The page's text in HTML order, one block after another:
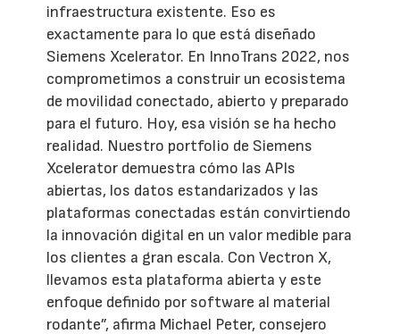
infraestructura existente. Eso es
exactamente para lo que está diseñado
Siemens Xcelerator. En InnoTrans 2022, nos
comprometimos a construir un ecosistema
de movilidad conectado, abierto y preparado
para el futuro. Hoy, esa visión se ha hecho
realidad. Nuestro portfolio de Siemens
Xcelerator demuestra cómo las APIs
abiertas, los datos estandarizados y las
plataformas conectadas están convirtiendo
la innovación digital en un valor medible para
los clientes a gran escala. Con Vectron X,
llevamos esta plataforma abierta y este
enfoque definido por software al material
rodante”, afirma Michael Peter, consejero